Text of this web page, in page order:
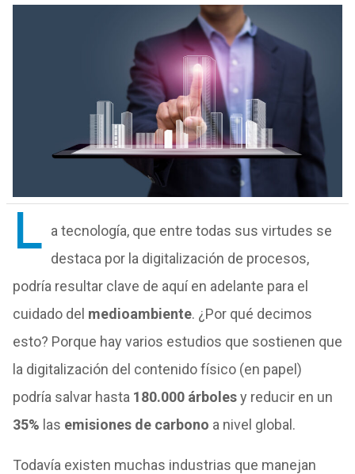
L a tecnología, que entre todas sus virtudes se
destaca por la digitalización de procesos,
podría resultar clave de aquí en adelante para el
cuidado del medioambiente. ¿Por qué decimos
esto? Porque hay varios estudios que sostienen que
la digitalización del contenido físico (en papel)
podría salvar hasta 180.000 árbolesy reducir en un
35% las emisiones de carbono a nivel global.
Todavía existen muchas industrias que manejan